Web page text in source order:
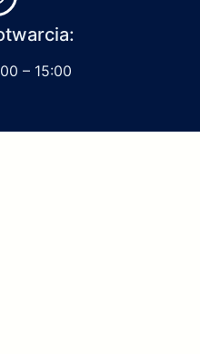
– 15:00